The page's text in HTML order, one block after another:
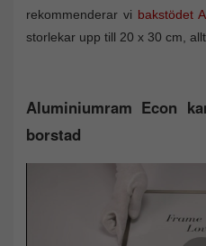
rekommenderar vi bakstödet
storlekar upp till 20 x 30 cm,
Aluminiumram Econ
borstad